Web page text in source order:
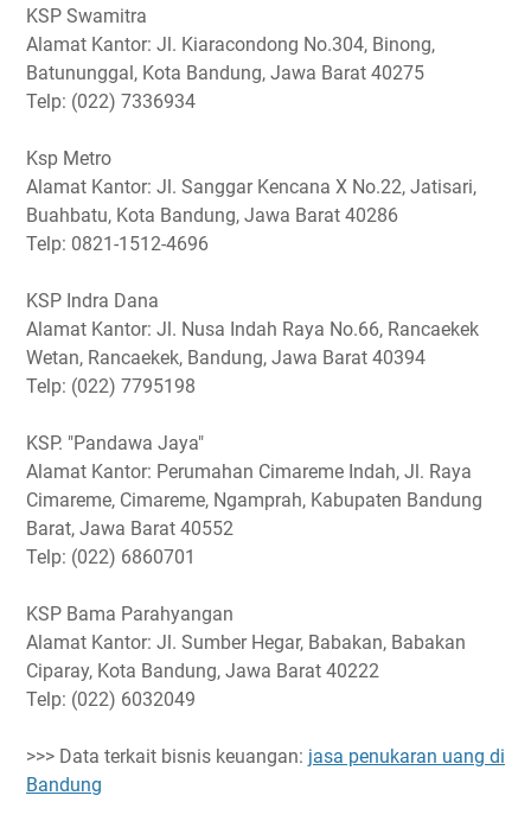
KSP Swamitra
Alamat Kantor: Jl. Kiaracondong No.304, Binong,
Batununggal, Kota Bandung, Jawa Barat 40275
Telp: (022) 7336934
Ksp Metro
Alamat Kantor: Jl. Sanggar Kencana X No.22, Jatisari,
Buahbatu, Kota Bandung, Jawa Barat 40286
Telp: 0821-1512-4696
KSP Indra Dana
Alamat Kantor: Jl. Nusa Indah Raya No.66, Rancaekek
Wetan, Rancaekek, Bandung, Jawa Barat 40394
Telp: (022) 7795198
KSP. "Pandawa Jaya"
Alamat Kantor: Perumahan Cimareme Indah, Jl. Raya
Cimareme, Cimareme, Ngamprah, Kabupaten Bandung
Barat, Jawa Barat 40552
Telp: (022) 6860701
KSP Bama Parahyangan
Alamat Kantor: Jl. Sumber Hegar, Babakan, Babakan
Ciparay, Kota Bandung, Jawa Barat 40222
Telp: (022) 6032049
>>> Data terkait bisnis keuangan: jasa penukaran uang di
Bandung